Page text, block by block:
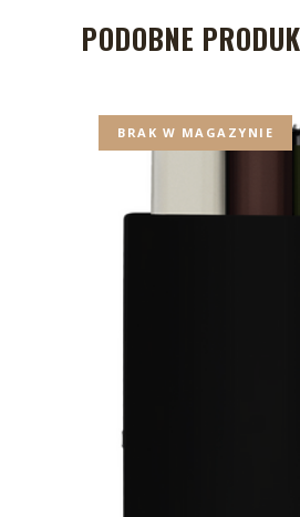
PODOBNE
BRAK W MAGAZYNIE